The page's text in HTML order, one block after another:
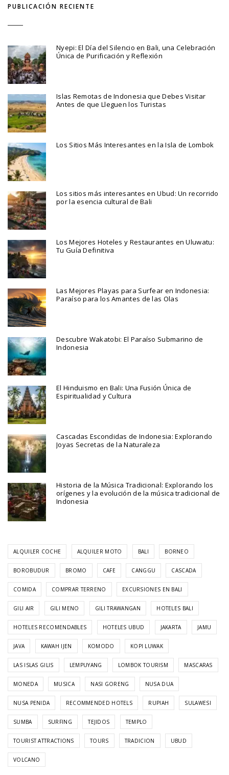
PUBLICACIÓN RECIENTE
Nyepi: El Día del Silencio en Bali, una Celebración
Única de Purificación y Reflexión
Islas Remotas de Indonesia que Debes Visitar
Antes de que Lleguen los Turistas
Los Sitios Más Interesantes en la Isla de Lombok
Los sitios más interesantes en Ubud: Un recorrido
por la esencia cultural de Bali
Los Mejores Hoteles y Restaurantes en Uluwatu:
Tu Guía Definitiva
Las Mejores Playas para Surfear en Indonesia:
Paraíso para los Amantes de las Olas
Descubre Wakatobi: El Paraíso Submarino de
Indonesia
El Hinduismo en Bali: Una Fusión Única de
Espiritualidad y Cultura
Cascadas Escondidas de Indonesia: Explorando
Joyas Secretas de la Naturaleza
Historia de la Música Tradicional: Explorando los
orígenes y la evolución de la música tradicional de
Indonesia
ALQUILER COCHE ALQUILER MOTO BALI BORNEO
BOROBUDUR BROMO CAFE CANGGU CASCADA
COMIDA COMPRAR TERRENO EXCURSIONES EN BALI
GILI AIR GILI MENO GILI TRAWANGAN HOTELES BALI
HOTELES RECOMENDABLES HOTELES UBUD JAKARTA JAMU
JAVA KAWAH IJEN KOMODO KOPI LUWAK
LAS ISLAS GILIS LEMPUYANG LOMBOK TOURISM MASCARAS
MONEDA MUSICA NASI GORENG NUSA DUA
NUSA PENIDA RECOMMENDED HOTELS RUPIAH SULAWESI
SUMBA SURFING TEJIDOS TEMPLO
TOURIST ATTRACTIONS TOURS TRADICION UBUD
VOLCANO